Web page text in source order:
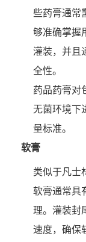
些药膏通常
够准确掌握
灌装，并且
全性。
药品药膏对
无菌环境下
量标准。
软膏
类似于凡士
软膏通常具
理。灌装封
速度，确保